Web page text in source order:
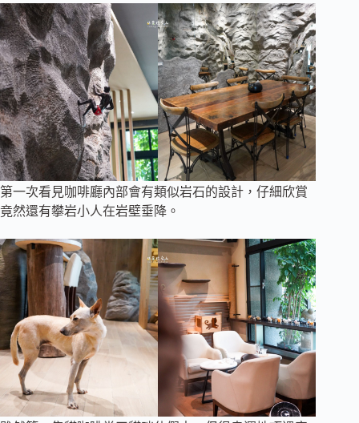
第一次看見咖啡廳內部會有類似岩石的設計，仔細欣賞
竟然還有攀岩小人在岩壁垂降。